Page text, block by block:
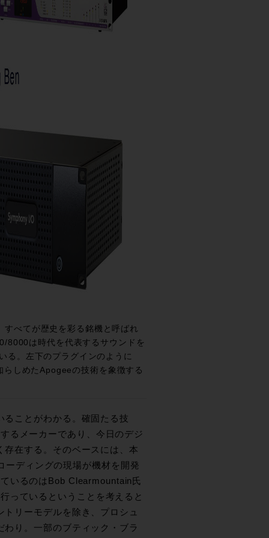
べてが歴史を彩る銘機と呼ばれ
8000は時代を代表するサウンドを
る。左下のプラグインのように
しめたApogeeの技術を象徴する
ことがわかる。確固たる技
るメーカーであり、今日のデジ
在する。そのベースには、本
ーディングの現場が機材を開発
いるのはBob Clearmountain氏
っているということを考えると
リーモデルを除き、プロシュ
り。一部のブティック・ブラ